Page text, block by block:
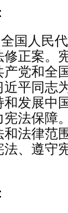
国人民
正案。
党和全
平同志
发展中
法保障
法律范
、遵守